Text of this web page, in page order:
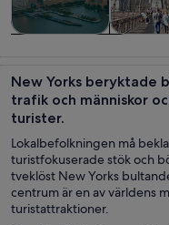
New Yorks beryktade
trafik och människor
turister.
Lokalbefolkningen må
turistfokuserade stök och
tveklöst New Yorks
centrum är en av världens
turistattraktioner.